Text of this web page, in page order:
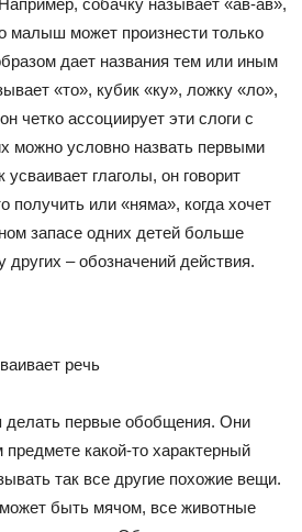
собачку называет «ав-ав»,
малыш может произнести только
дает названия тем или иным
«то», кубик «ку», ложку «ло»,
четко ассоциирует эти слоги с
можно условно назвать первыми
глаголы, он говорит
получить или «няма», когда хочет
запасе одних детей больше
других – обозначений действия.
речь
делать первые обобщения. Они
какой-то характерный
так все другие похожие вещи.
быть мячом, все животные